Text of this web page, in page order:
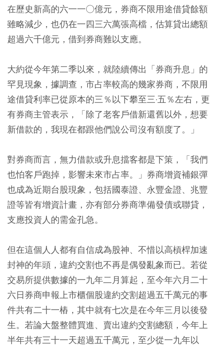
在歷史新高的六一一○億元，券商不限用途借貸餘額
雖略減少，也仍在一四三六萬張高檔，估算貸出總額
超過六千億元，借到券商難以支應。
大約從今年第二季以來，就陸續傳出「券商升息」的
罕見現象，據調查，市占率較高的幾家券商，不限用
途借貸利率已從原本的三％以下攀至三·五％左右，更
有券商主管表示，「除了老客戶借新還舊以外，想要
新借款的，我現在都跟他們說公司沒有額度了。」
對券商而言，無力借款或升息擋客都是下策，「我們
也怕客戶跑掉，影響未來市占率。」券商增資補銀彈
也成為近期台股現象，包括國泰證、永豐金證、兆豐
證等皆有增資計畫，亦有部分券商準備發債或聯貸，
支應投資人的需金孔急。
但在這個人人都有自信成為股神、不惜以高槓桿加速
封神的年頭，違約交割也不再是偶發亂象而已。若從
交易所提供數據的一九年二月算起，至今年六月二十
六日券商申報上市櫃個股違約交割超過五千萬元的事
件共有二十一樁，其中就有七次是在今年三月以後發
生。若論大盤整體買進、賣出違約交割總額，今年上
半年共有三十一天超過五千萬元，至少從一九年以